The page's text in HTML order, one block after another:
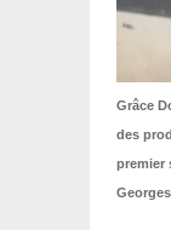
Grâce
des
premier
Georges